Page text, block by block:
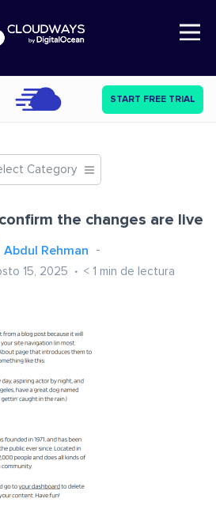
Open Nav
START FREE TRIAL
Category
the changes are live
Abdul Rehman
15, 2025 < 1 min de lectura